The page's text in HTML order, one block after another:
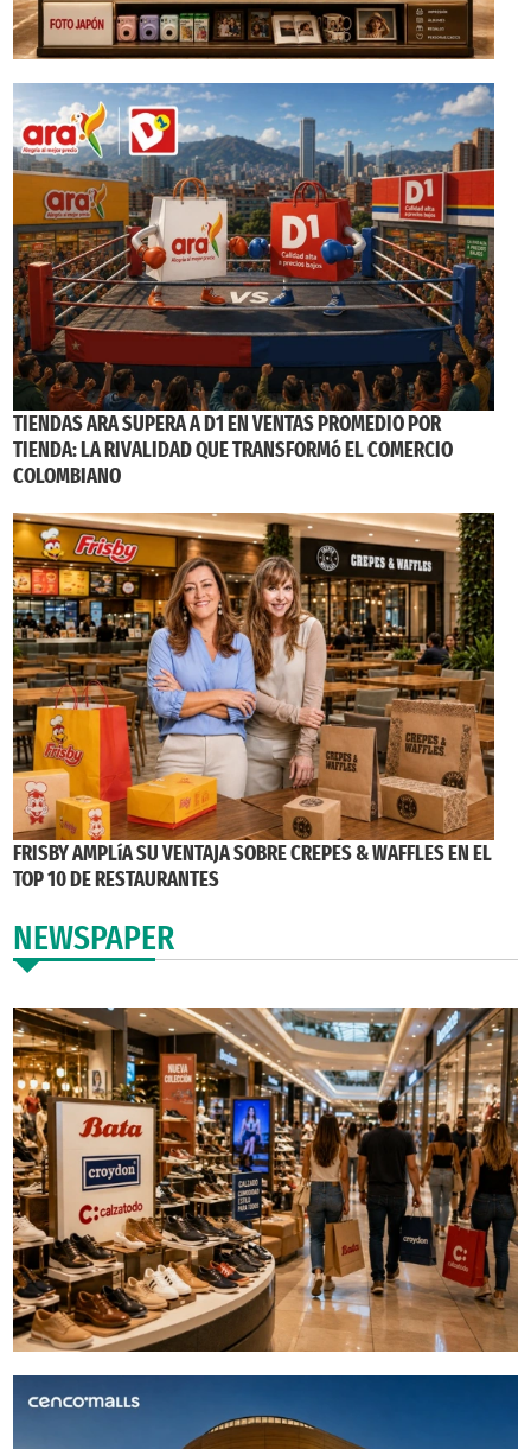
TIENDAS ARA SUPERA A D1 EN VENTAS PROMEDIO POR
TIENDA: LA RIVALIDAD QUE TRANSFORMó EL COMERCIO
COLOMBIANO
FRISBY AMPLíA SU VENTAJA SOBRE CREPES & WAFFLES EN EL
TOP 10 DE RESTAURANTES
NEWSPAPER